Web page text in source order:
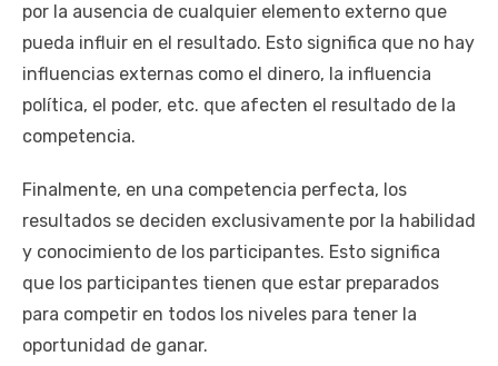
por la ausencia de cualquier elemento externo que
pueda influir en el resultado. Esto significa que no hay
influencias externas como el dinero, la influencia
política, el poder, etc. que afecten el resultado de la
competencia.
Finalmente, en una competencia perfecta, los
resultados se deciden exclusivamente por la habilidad
y conocimiento de los participantes. Esto significa
que los participantes tienen que estar preparados
para competir en todos los niveles para tener la
oportunidad de ganar.